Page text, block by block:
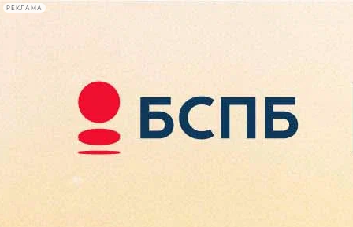
РЕКЛАМА
Сегодня:
2026.08.07
16:44
Афиша Plus